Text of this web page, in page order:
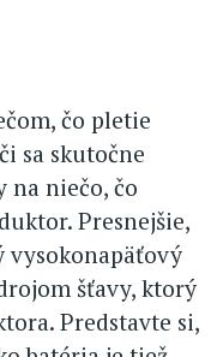
čo pletie
sa skutočne
na niečo, čo
Presnejšie,
vysokonapäťový
šťavy, ktorý
Predstavte si,